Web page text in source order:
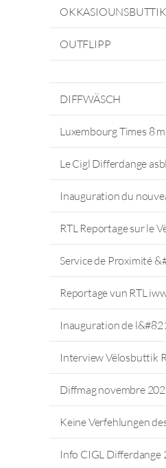
OKKASIOUNSBUTTIK
OUTFLIPP
DIFFWÄSCH
Luxembourg Times 8
Le Cigl Differdange
Inauguration du
RTL Reportage sur le
Service de Proximité
Reportage vun RTL
Inauguration de
Interview Vëlosbuttik
Diffmag novembre
Keine Verfehlungen
Info CIGL Differdange